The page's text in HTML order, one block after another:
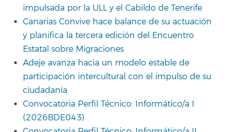
impulsada por la ULL y el Cabildo de Tenerife
Canarias Convive hace balance de su actuación
y planifica la tercera edición del Encuentro
Estatal sobre Migraciones
Adeje avanza hacia un modelo estable de
participación intercultural con el impulso de su
ciudadanía
Convocatoria Perfil Técnico: Informático/a I
(2026BDE043)